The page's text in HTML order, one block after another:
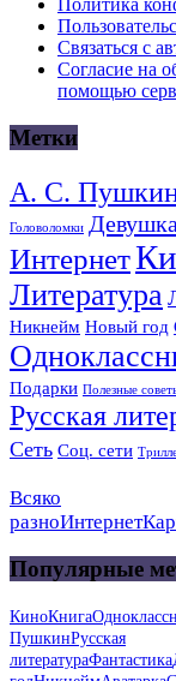
Политика
Связаться с
Согласие на
помощью
Метки
А. С.
Головоломки Девушка
Интернет
Литература
Никнейм Новый год
Подарки Полезные
Русская
Сеть Соц. сети
Всяко
разноИнтернет
Популярные
КиноКнига
ПушкинРусская
литератураФантастика